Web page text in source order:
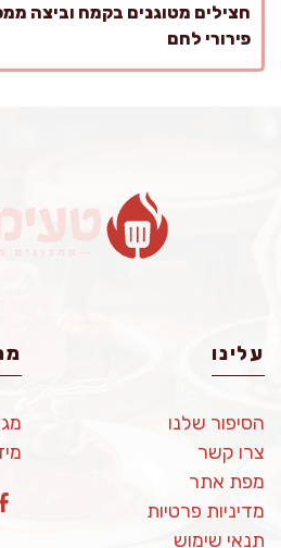
פירורי לחם
עלינו
הסיפור שלנו
צרו קשר
מפת אתר
מדיניות פרטיות
תנאי שימוש